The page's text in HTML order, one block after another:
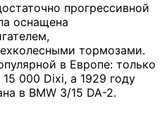
прогрессивной
оснащена
тормозами.
в Европе: только
000 Dixi, а 1929 году
в BMW 3/15 DA-2.